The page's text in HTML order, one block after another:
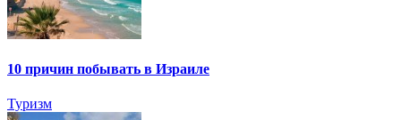
10 причин побывать в Израиле
Туризм